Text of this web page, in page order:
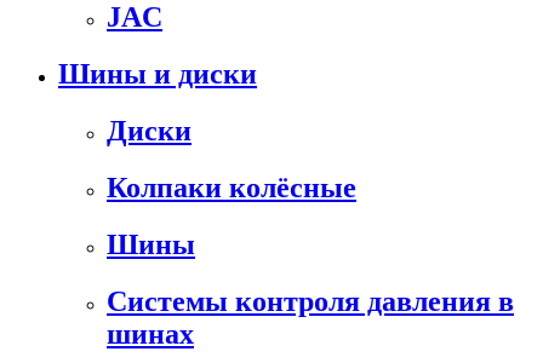
JAC
Шины и диски
Диски
Колпаки колёсные
Шины
Системы контроля давления в
шинах